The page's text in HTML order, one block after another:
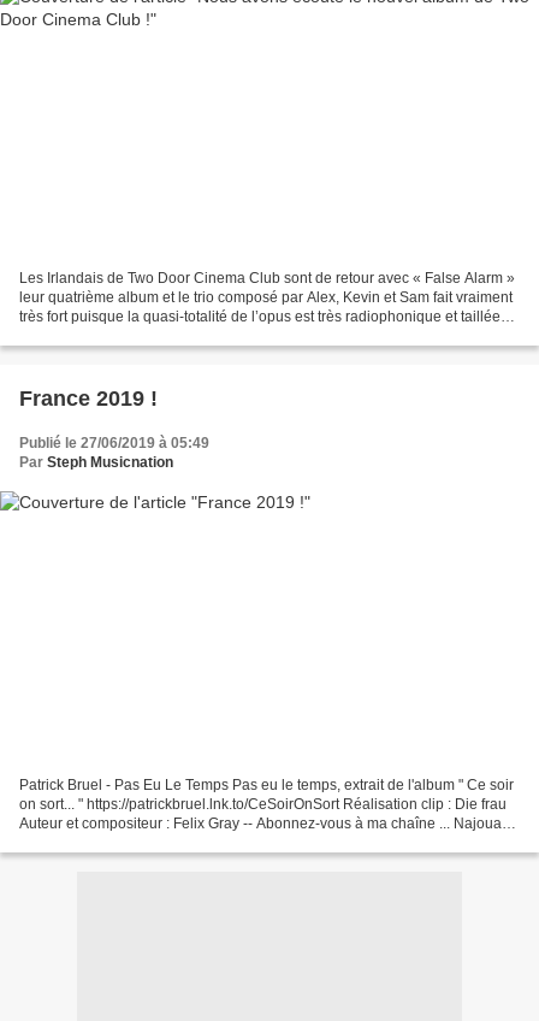
Les Irlandais de Two Door Cinema Club sont de retour avec « False Alarm »
leur quatrième album et le trio composé par Alex, Kevin et Sam fait vraiment
très fort puisque la quasi-totalité de l’opus est très radiophonique et taillée
France 2019 !
Publié le 27/06/2019 à 05:49
Par Steph Musicnation
Patrick Bruel - Pas Eu Le Temps Pas eu le temps, extrait de l'album " Ce soir
on sort... " https://patrickbruel.lnk.to/CeSoirOnSort Réalisation clip : Die frau
Auteur et compositeur : Felix Gray -- Abonnez-vous à ma chaîne ... Najoua